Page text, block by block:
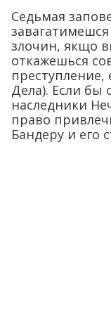
Седьмая
злочин, якщо
откажешься
преступление,
Дела). Если бы
наследники
право
Бандеру и его